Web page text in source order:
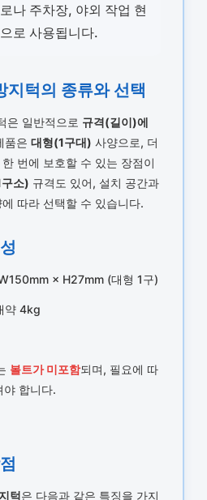
나 주차장, 야외 작업 현
로 사용됩니다.
지턱의 종류와 선택
은 일반적으로 규격(길이)에
품은 대형(1구대) 사양으로, 더
번에 보호할 수 있는 장점이
소) 규격도 있어, 설치 공간과
따라 선택할 수 있습니다.
× H27mm (대형 1구)
약 4kg
볼트가 미포함되며, 필요에 따
야 합니다.
턱은 다음과 같은 특징을 가지